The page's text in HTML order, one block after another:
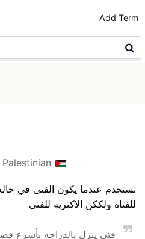
Add Term
Palestinian
تستخدم عندما يكون الفتى في
للفتاه ولككن الاكثريه للفتى
فتى ينزل بالدراجه بأسرع